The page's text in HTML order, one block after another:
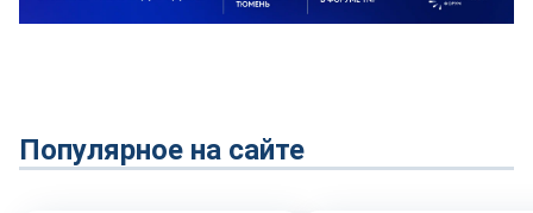
Популярное на сайте